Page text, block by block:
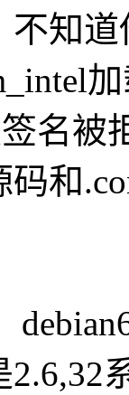
知
名被
码和